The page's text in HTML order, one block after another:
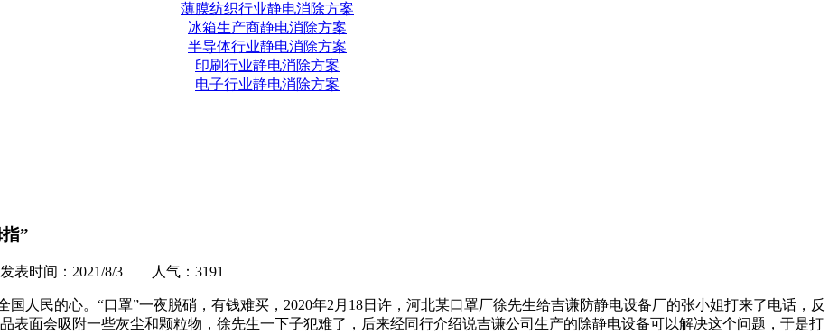
薄膜纺织行业静电消除方案
冰箱生产商静电消除方案
半导体行业静电消除方案
印刷行业静电消除方案
电子行业静电消除方案
”
时间：2021/8/3 人气： 3191
人民的心。“口罩”一夜脱硝，有钱难买，2020年2月18日许，河北某口罩厂徐先生给吉谦防静电设备厂的张小姐打来了电话，反
表面会吸附一些灰尘和颗粒物，徐先生一下子犯难了，后来经同行介绍说吉谦公司生产的除静电设备可以解决这个问题，于是打